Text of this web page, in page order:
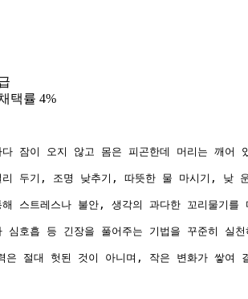
택률 4%
다 잠이 오지 않고 몸은 피곤한데 머리는 깨어
리 두기, 조명 낮추기, 따뜻한 물 마시기, 낮
해 스트레스나 불안, 생각의 과다한 꼬리물기
심호흡 등 긴장을 풀어주는 기법을 꾸준히
은 절대 헛된 것이 아니며, 작은 변화가 쌓